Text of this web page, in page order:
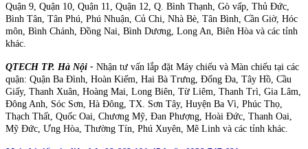
Quận 9, Quận 10, Quận 11, Quận 12, Q. Bình Thạnh, Gò vấp, Thủ Đức,
Bình Tân, Tân Phú, Phú Nhuận, Củ Chi, Nhà Bè, Tân Bình, Cần Giờ, Hóc
môn, Bình Chánh, Đồng Nai, Bình Dương, Long An, Biên Hòa và các tỉnh
khác.
QTECH TP. Hà Nội - Nhận tư vấn lắp đặt Máy chiếu và Màn chiếu tại các
quận: Quận Ba Đình, Hoàn Kiếm, Hai Bà Trưng, Đống Đa, Tây Hồ, Cầu
Giấy, Thanh Xuân, Hoàng Mai, Long Biên, Từ Liêm, Thanh Trì, Gia Lâm,
Đông Anh, Sóc Sơn, Hà Đông, TX. Sơn Tây, Huyện Ba Vì, Phúc Thọ,
Thạch Thất, Quốc Oai, Chương Mỹ, Đan Phượng, Hoài Đức, Thanh Oai,
Mỹ Đức, Ưng Hòa, Thường Tín, Phú Xuyên, Mê Linh và các tỉnh khác.